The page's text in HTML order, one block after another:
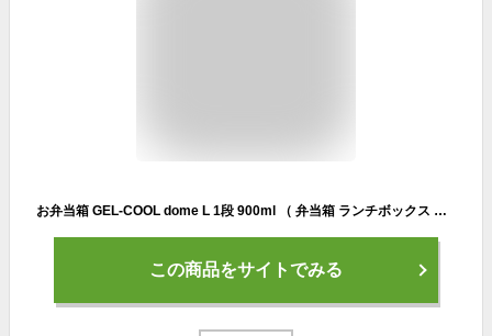
お弁当箱 GEL-COOL dome L 1段 900ml （ 弁当箱 ランチボックス ジェルクールドーム 保冷剤一体型 レンジ対応 食洗機対応 レンジOK 食洗機OK お弁当 弁当 一段 保冷蓋 仕切り付き 大容量 ） 【3980円以上送料無料】
この商品をサイトでみる